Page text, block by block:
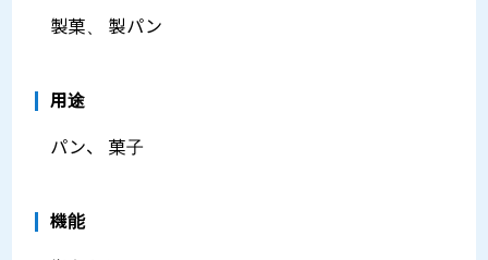
製菓、 製パン
⽤途
パン、 菓子
機能